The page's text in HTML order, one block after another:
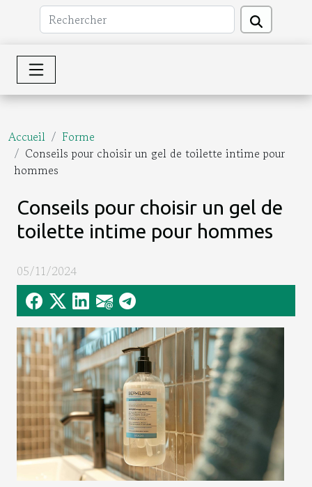
Accueil
Forme
Conseils pour choisir un gel de toilette intime pour
hommes
Conseils pour choisir un gel de
toilette intime pour hommes
05/11/2024